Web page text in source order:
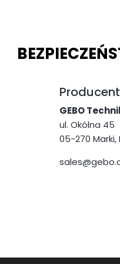
Producent
GEBO
ul. Okólna 45
05-270 Marki,